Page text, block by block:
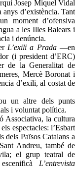
Josep Miquel Vidal
d’existència. Tant
moment d’ofensiva
a les Illes Balears i
i denúncia.
L’exili a Prada—en
(i president d’ERC)
de la Generalitat de
Mercè Boronat i
d’exili, al costat de
un altre dels punts
i voluntat política.
Associativa, la cultura
espectacles: l’Esbart
dels Països Catalans a
Andreu, també de
el grup teatral de
L’entrevista